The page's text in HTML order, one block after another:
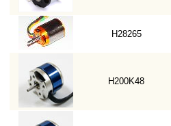
H28265
H200K48